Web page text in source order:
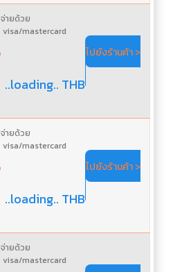
จ่ายด้วย
visa/mastercard
..loading.. THB
ไปยังร้านค้า >
จ่ายด้วย
visa/mastercard
..loading.. THB
ไปยังร้านค้า >
จ่ายด้วย
visa/mastercard